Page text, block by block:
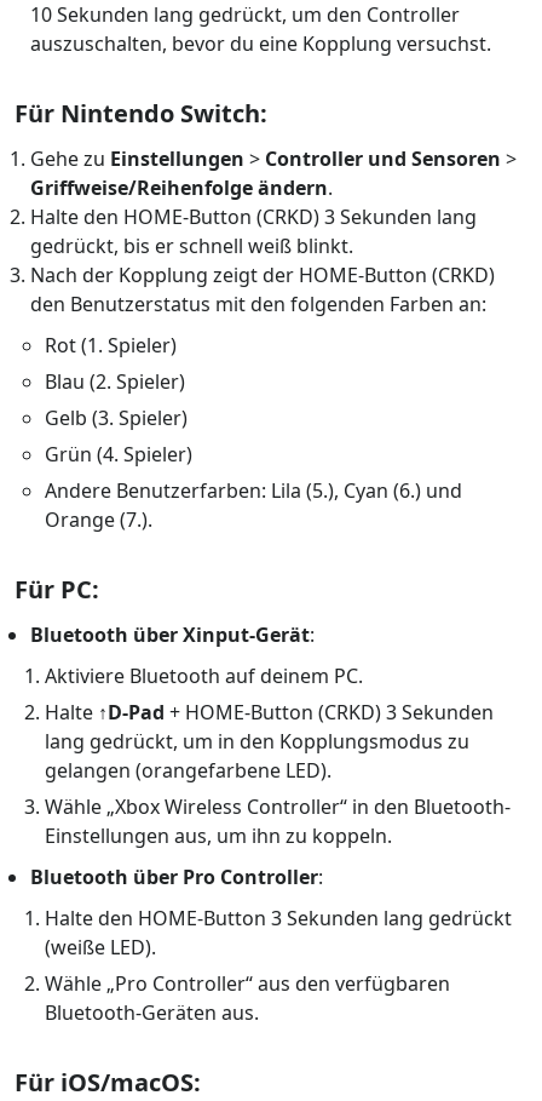
10 Sekunden lang gedrückt, um den Controller
auszuschalten, bevor du eine Kopplung versuchst.
Für Nintendo Switch:
Gehe zu Einstellungen > Controller und Sensoren >
Griffweise/Reihenfolge ändern.
Halte den HOME-Button (CRKD) 3 Sekunden lang
gedrückt, bis er schnell weiß blinkt.
Nach der Kopplung zeigt der HOME-Button (CRKD)
den Benutzerstatus mit den folgenden Farben an:
Rot (1. Spieler)
Blau (2. Spieler)
Gelb (3. Spieler)
Grün (4. Spieler)
Andere Benutzerfarben: Lila (5.), Cyan (6.) und
Orange (7.).
Für PC:
Bluetooth über Xinput-Gerät:
Aktiviere Bluetooth auf deinem PC.
Halte ↑D-Pad + HOME-Button (CRKD) 3 Sekunden
lang gedrückt, um in den Kopplungsmodus zu
gelangen (orangefarbene LED).
Wähle „Xbox Wireless Controller“ in den Bluetooth-
Einstellungen aus, um ihn zu koppeln.
Bluetooth über Pro Controller:
Halte den HOME-Button 3 Sekunden lang gedrückt
(weiße LED).
Wähle „Pro Controller“ aus den verfügbaren
Bluetooth-Geräten aus.
Für iOS/macOS: